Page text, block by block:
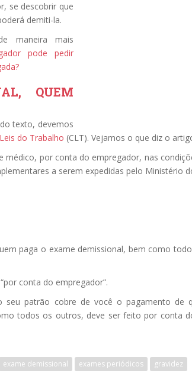
se descobrir que
demiti-la.
maneira mais
pode pedir
QUEM
texto, devemos
do Trabalho (CLT). Vejamos o que diz o
médico, por conta do empregador, nas
a serem expedidas pelo Ministério
paga o exame demissional, bem como
conta do empregador”.
seu patrão cobre de você o pagamento de
todos os outros, deve ser feito por conta
exame demissional exames periódicos gravidez